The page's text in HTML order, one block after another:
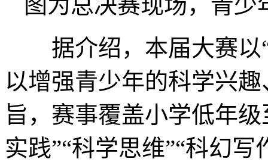
图为总决赛现场，青
据介绍，本届大赛以“
以增强青少年的科学兴
旨，赛事覆盖小学低年
实践”“科学思维”“科幻